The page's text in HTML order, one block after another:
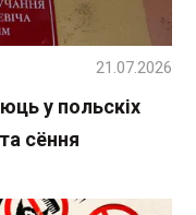
у польскіх
сёння
21.07.2026